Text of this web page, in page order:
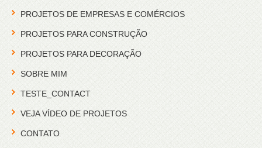
PROJETOS DE EMPRESAS E COMÉRCIOS
PROJETOS PARA CONSTRUÇÃO
PROJETOS PARA DECORAÇÃO
SOBRE MIM
TESTE_CONTACT
VEJA VÍDEO DE PROJETOS
CONTATO